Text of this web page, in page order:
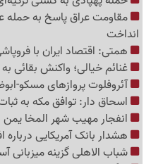
مقاومت عراق پاسخ به حمله
انداخت
همتی: اقتصاد ایران با
غنائم خیالی؛ واکنش
آئروفلوت پروازهای مسکو-
اسحاق دار: توافق مکه به
انفجار مهیب شهر المخا یمن
هشدار بانک آمریکایی
شباب الاهلی گزینه میزبانی